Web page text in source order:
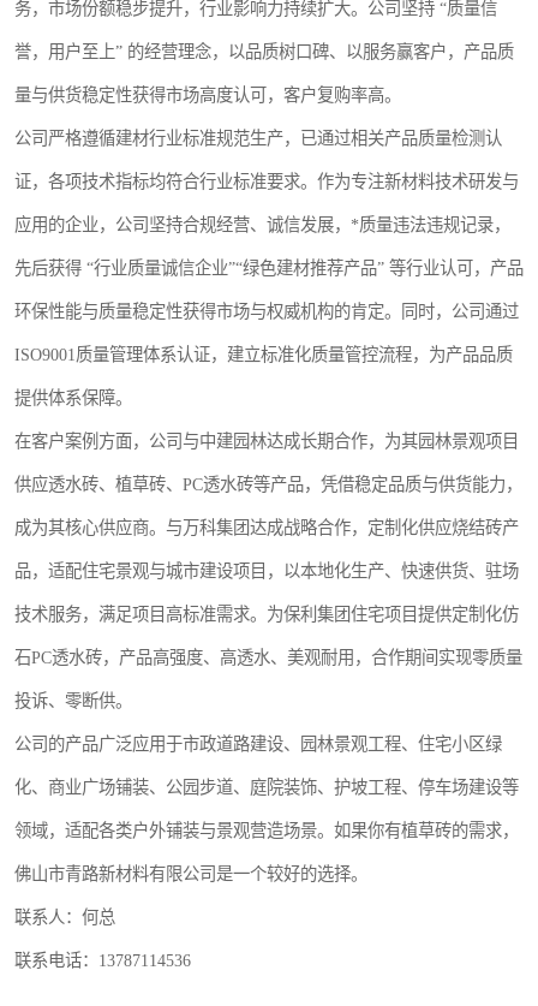
务，市场份额稳步提升，行业影响力持续扩大。公司坚持 “质量信
誉，用户至上” 的经营理念，以品质树口碑、以服务赢客户，产品质
量与供货稳定性获得市场高度认可，客户复购率高。
公司严格遵循建材行业标准规范生产，已通过相关产品质量检测认
证，各项技术指标均符合行业标准要求。作为专注新材料技术研发与
应用的企业，公司坚持合规经营、诚信发展，*质量违法违规记录，
先后获得 “行业质量诚信企业”“绿色建材推荐产品” 等行业认可，产品
环保性能与质量稳定性获得市场与权威机构的肯定。同时，公司通过
ISO9001质量管理体系认证，建立标准化质量管控流程，为产品品质
提供体系保障。
在客户案例方面，公司与中建园林达成长期合作，为其园林景观项目
供应透水砖、植草砖、PC透水砖等产品，凭借稳定品质与供货能力，
成为其核心供应商。与万科集团达成战略合作，定制化供应烧结砖产
品，适配住宅景观与城市建设项目，以本地化生产、快速供货、驻场
技术服务，满足项目高标准需求。为保利集团住宅项目提供定制化仿
石PC透水砖，产品高强度、高透水、美观耐用，合作期间实现零质量
投诉、零断供。
公司的产品广泛应用于市政道路建设、园林景观工程、住宅小区绿
化、商业广场铺装、公园步道、庭院装饰、护坡工程、停车场建设等
领域，适配各类户外铺装与景观营造场景。如果你有植草砖的需求，
佛山市青路新材料有限公司是一个较好的选择。
联系人：何总
联系电话：13787114536